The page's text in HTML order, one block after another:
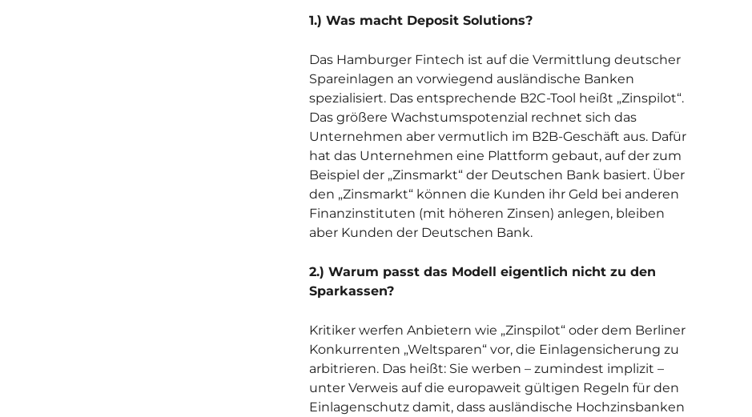
1.) Was macht Deposit Solutions?
Das Hamburger Fintech ist auf die Vermittlung deutscher
Spareinlagen an vorwiegend ausländische Banken
spezialisiert. Das entsprechende B2C-Tool heißt „Zinspilot“.
Das größere Wachstumspotenzial rechnet sich das
Unternehmen aber vermutlich im B2B-Geschäft aus. Dafür
hat das Unternehmen eine Plattform gebaut, auf der zum
Beispiel der „Zinsmarkt“ der Deutschen Bank basiert. Über
den „Zinsmarkt“ können die Kunden ihr Geld bei anderen
Finanzinstituten (mit höheren Zinsen) anlegen, bleiben
aber Kunden der Deutschen Bank.
2.) Warum passt das Modell eigentlich nicht zu den
Sparkassen?
Kritiker werfen Anbietern wie „Zinspilot“ oder dem Berliner
Konkurrenten „Weltsparen“ vor, die Einlagensicherung zu
arbitrieren. Das heißt: Sie werben – zumindest implizit –
unter Verweis auf die europaweit gültigen Regeln für den
Einlagenschutz damit, dass ausländische Hochzinsbanken